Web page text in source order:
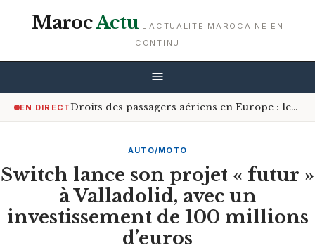
MarocActu L'ACTUALITE MAROCAINE EN
CONTINU
EN DIRECT Droits des passagers aériens en Europe : les Africains bénéficiant le plus de la réforme
AUTO/MOTO
Switch lance son projet « futur »
à Valladolid, avec un
investissement de 100 millions
d’euros